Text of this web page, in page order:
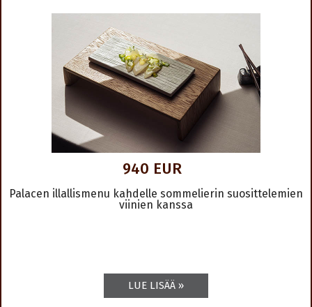
940 EUR
Palacen illallismenu kahdelle sommelierin suosittelemien
viinien kanssa